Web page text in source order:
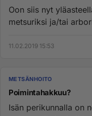
Oon siis nyt
metsuriksi ja/tai
11.02.2019 15:53
METSÄNHOITO
Poimintahakkuu?
Isän perikunnalla on